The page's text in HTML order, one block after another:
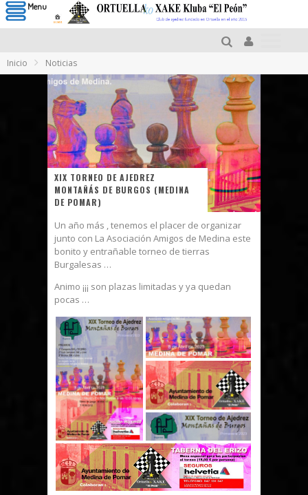
Inicio Noticias
XIX TORNEO DE AJEDREZ
MONTAÑÁS DE BURGOS (MEDINA
DE POMAR)
Un año más , tenemos el placer de organizar
junto con La Asociación Amigos de Medina este
bonito y entrañable torneo de tierras
Burgalesas …
Animo ¡¡¡ son plazas limitadas y ya quedan
pocas …
Menu